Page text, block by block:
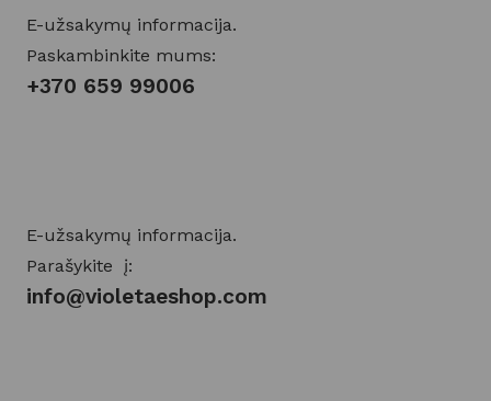
E-užsakymų informacija.
Paskambinkite mums:
+370 659 99006
E-užsakymų informacija.
Parašykite į:
info@violetaeshop.com